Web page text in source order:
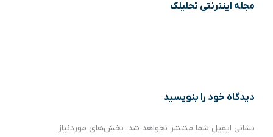
مجله اینترنتی تحلیلک
دیدگاه‌ خود را بنویسید
نشانی ایمیل شما منتشر نخواهد شد. بخش‌های موردنیاز